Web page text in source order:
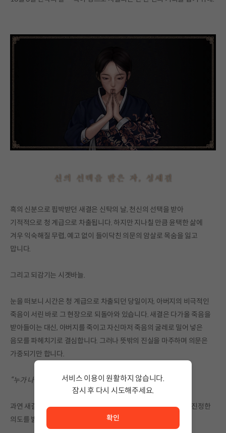
흑의 신분으로 핍박받던 새결은 신탁의 날, 천신의 선택을 받아
기적적으로 청 계급으로 차출됩니다. 하지만 지나칠 만큼 윤택한 삶에
겨우 익숙해질 무렵, 예고 없이 들이닥친 의문의 암살로 목숨을 잃고
맙니다.
그리고 되감기는 시곗바늘.
눈을 떠보니 시간은 청 계급으로 차출되던 당일이자, 아버지의 비극적인
죽음이 서린 바로 그 현장으로 되돌아와 있습니다. 새결은 다가올 죽음을
받아들이는 대신, 아버지를 죽이고 자신마저 죽음의 굴레로 밀어 넣은
음모를 파헤치기로 결심합니다. 그러나 뜻밖의 진실을 마주하며 의문은
가중되기만 합니다.
“누가 나를 죽였나? 그리고 어째서 나는 살았나? “
과연 새결은 자신을 둘러싼 의문을 풀어내고, 시간을 돌린 천신의 진정한
의도를 밝혀낼 수 있을까요?
서비스 이용이 원활하지 않습니다.
잠시 후 다시 시도해주세요.
서비스 이용이 원활하지 않습니다. <br/> 잠시 후 다시 시도
확인